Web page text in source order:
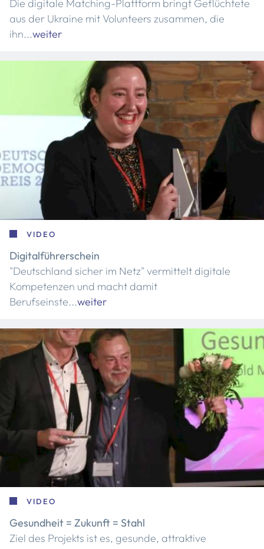
Die digitale Matching-Plattform bringt Geflüchtete
aus der Ukraine mit Volunteers zusammen, die
ihn...weiter
VIDEO
Digitalführerschein
"Deutschland sicher im Netz" vermittelt digitale
Kompetenzen und macht damit
Berufseinste...weiter
VIDEO
Gesundheit = Zukunft = Stahl
Ziel des Projekts ist es, gesunde, attraktive